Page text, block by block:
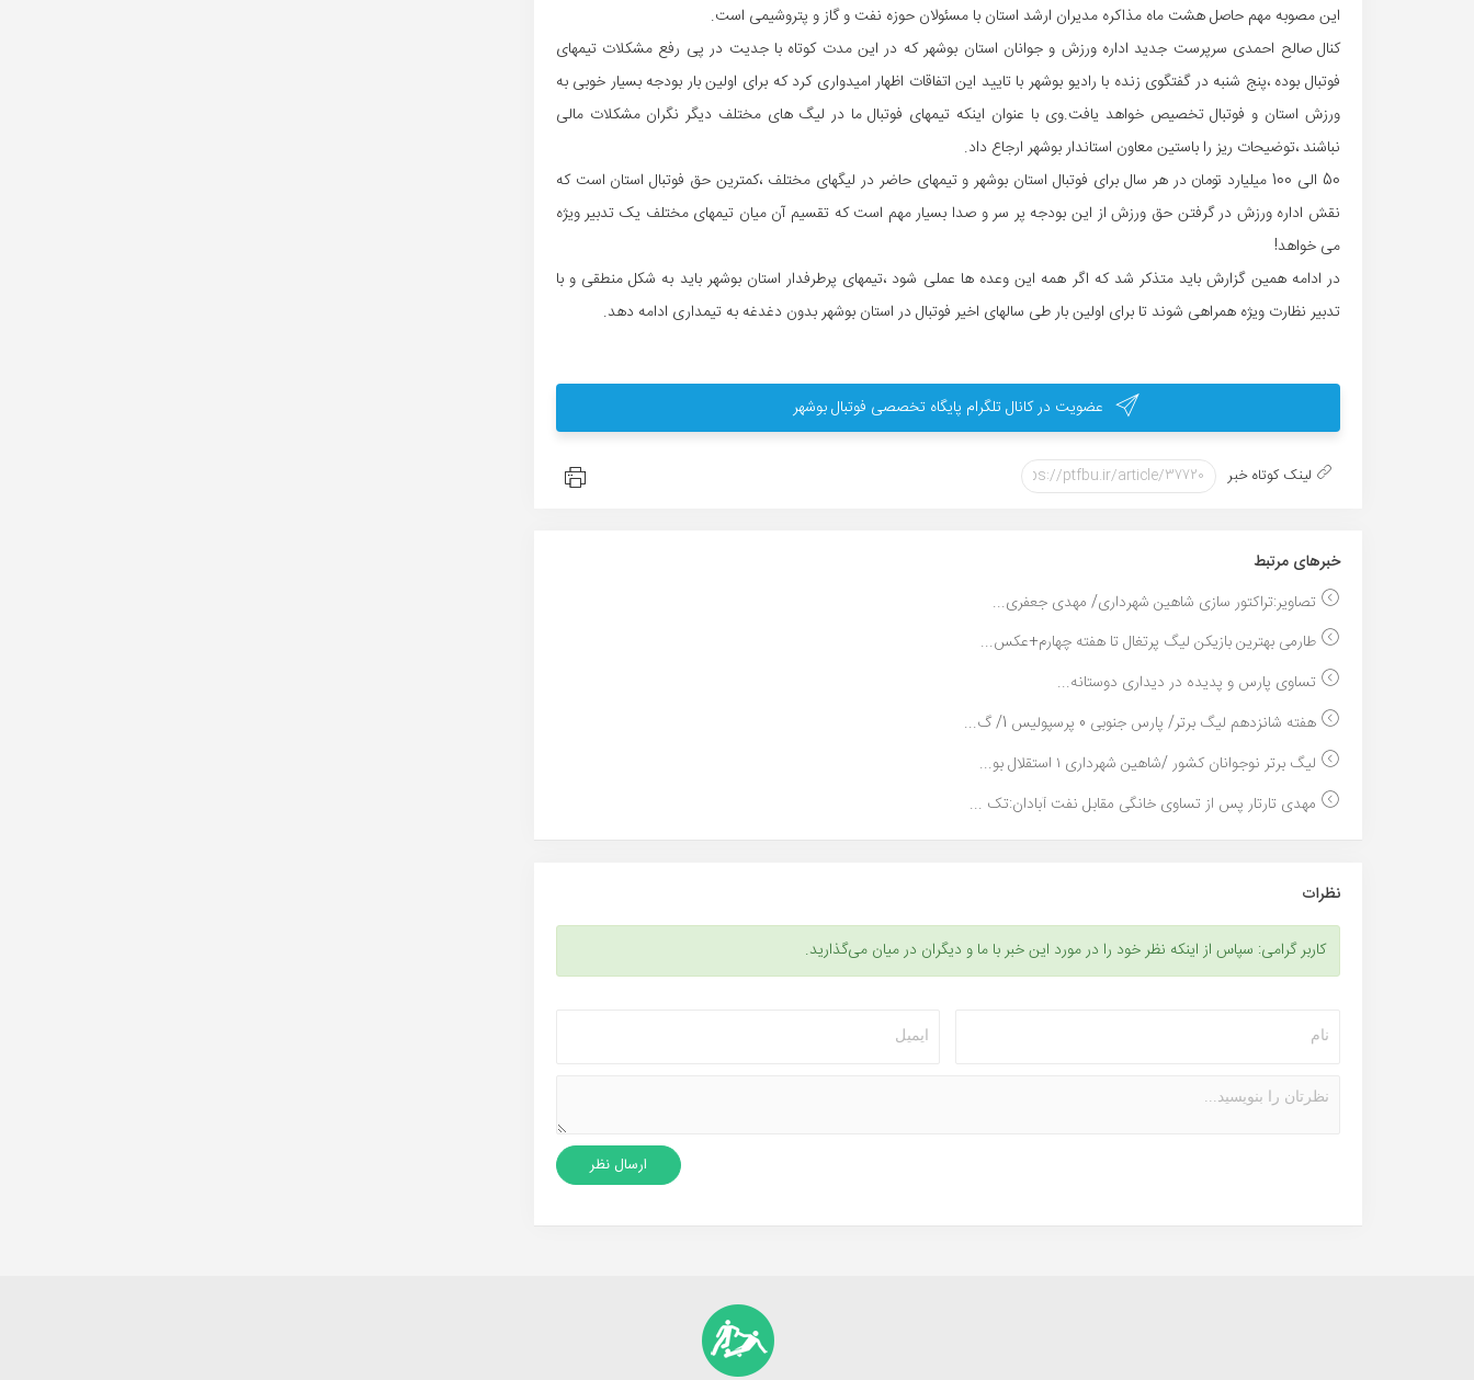
این مصوبه مهم حاصل هشت ماه مذاکره مدیران ارشد استان با مسئولان حوزه نفت و گاز و پتروشیمی است.
کنال صالح احمدی سرپرست جدید اداره ورزش و جوانان استان بوشهر که در این مدت کوتاه با جدیت در پی رفع مشکلات تیمهای
فوتبال بوده ،پنج شنبه در گفتگوی زنده با رادیو بوشهر با تایید این اتفاقات اظهار امیدواری کرد که برای اولین بار بودجه بسیار خوبی به
ورزش استان و فوتبال تخصیص خواهد یافت.وی با عنوان اینکه تیمهای فوتبال ما در لیگ های مختلف دیگر نگران مشکلات مالی
نباشند ،توضیحات ریز را باستین معاون استاندار بوشهر ارجاع داد.
50 الی 100 میلیارد تومان در هر سال برای فوتبال استان بوشهر و تیمهای حاضر در لیگهای مختلف ،کمترین حق فوتبال استان است که
نقش اداره ورزش در گرفتن حق ورزش از این بودجه پر سر و صدا بسیار مهم است که تقسیم آن میان تیمهای مختلف یک تدبیر ویژه
می خواهد!
در ادامه همین گزارش باید متذکر شد که اگر همه این وعده ها عملی شود ،تیمهای پرطرفدار استان بوشهر باید به شکل منطقی و با
تدبیر نظارت ویژه همراهی شوند تا برای اولین بار طی سالهای اخیر فوتبال در استان بوشهر بدون دغدغه به تیمداری ادامه دهد.
عضویت در کانال تلگرام پایگاه تخصصی فوتبال بوشهر
لینک کوتاه خبر
خبر‌های مرتبط
تصاویر:تراکتور سازی شاهین شهرداری/ مهدی جعفری...
طارمی بهترین بازیکن لیگ پرتغال تا هفته چهارم+عکس...
تساوی پارس و پدیده در دیداری دوستانه...
هفته شانزدهم لیگ برتر/ پارس جنوبی 0 پرسپولیس 1/ گ...
لیگ برتر نوجوانان کشور /شاهین شهرداری ۱ استقلال بو...
مهدی تارتار پس از تساوی خانگی مقابل نفت آبادان:تک ...
نظرات
کاربر گرامی: سپاس از اینکه نظر خود را در مورد این خبر با ما و دیگران در میان می‌گذارید.